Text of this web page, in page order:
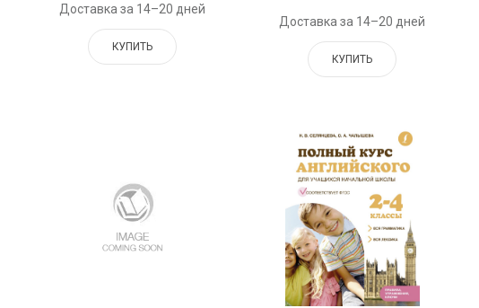
Доставка за 14–20 дней
КУПИТЬ
Доставка за 14–20 дней
КУПИТЬ